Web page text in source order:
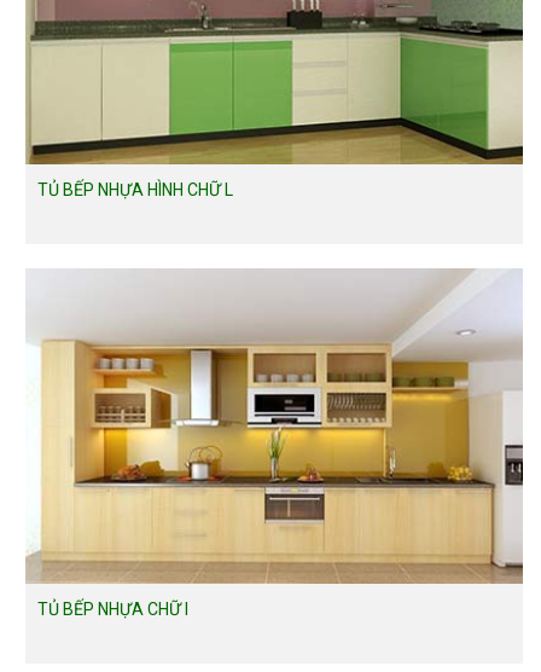
TỦ BẾP NHỰA HÌNH CHỮ L
TỦ BẾP NHỰA CHỮ I